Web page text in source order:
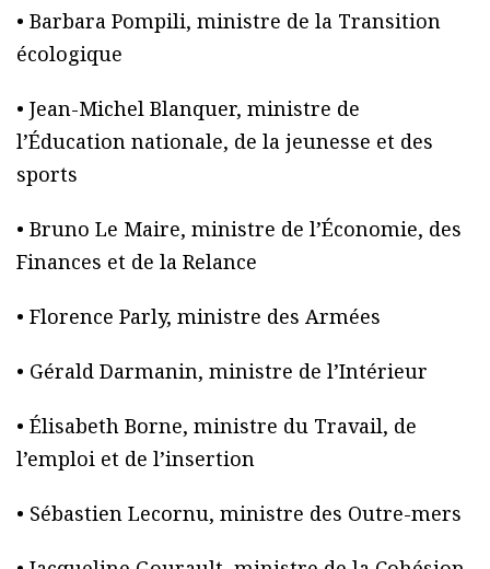
• Barbara Pompili, ministre de la Transition
écologique
• Jean-Michel Blanquer, ministre de
l’Éducation nationale, de la jeunesse et des
sports
• Bruno Le Maire, ministre de l’Économie, des
Finances et de la Relance
• Florence Parly, ministre des Armées
• Gérald Darmanin, ministre de l’Intérieur
• Élisabeth Borne, ministre du Travail, de
l’emploi et de l’insertion
• Sébastien Lecornu, ministre des Outre-mers